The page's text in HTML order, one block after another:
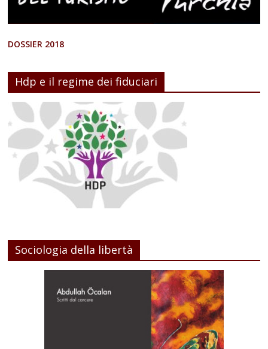
DOSSIER 2018
Hdp e il regime dei fiduciari
Sociologia della libertà